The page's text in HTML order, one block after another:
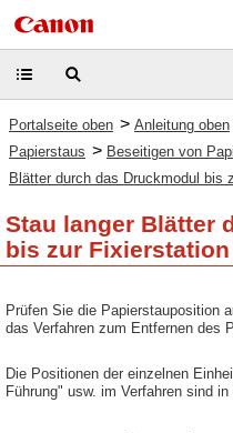
Portalseite oben > Anleitung oben
Papierstaus > Beseitigen von
Blätter durch das Druckmodul bis
Stau langer Blätter
bis zur
Prüfen Sie die Papierstauposition
das Verfahren zum Entfernen des
Die Positionen der einzelnen
Führung" usw. im Verfahren sind